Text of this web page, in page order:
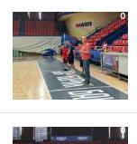
0
0